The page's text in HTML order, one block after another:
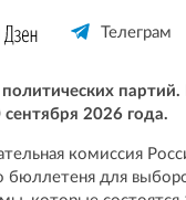
Телеграм
партий.
2026 года.
комиссия
бюллетеня для